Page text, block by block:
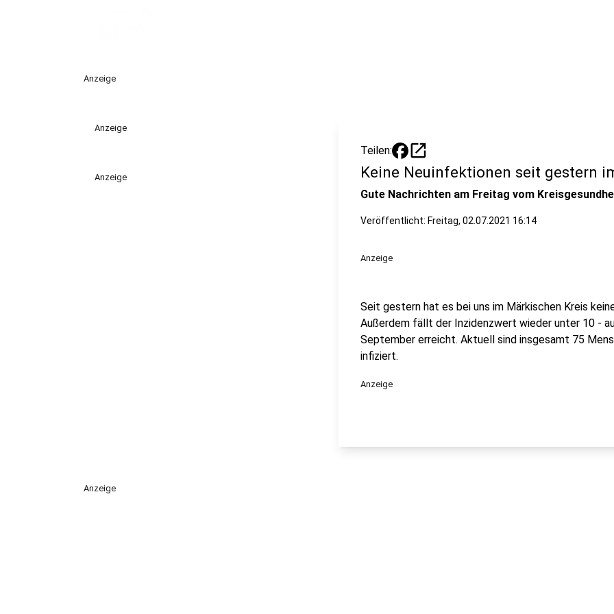
Anzeige
Anzeige
Anzeige
Teilen: open_in_new
Keine Neuinfektionen seit gestern
Gute Nachrichten am Freitag vom
Veröffentlicht: Freitag, 02.07.2021 16:14
Anzeige
Seit gestern hat es bei uns im Märkischen Kreis
Außerdem fällt der Inzidenzwert wieder unter 10 -
September erreicht. Aktuell sind insgesamt 75
infiziert.
Anzeige
Anzeige